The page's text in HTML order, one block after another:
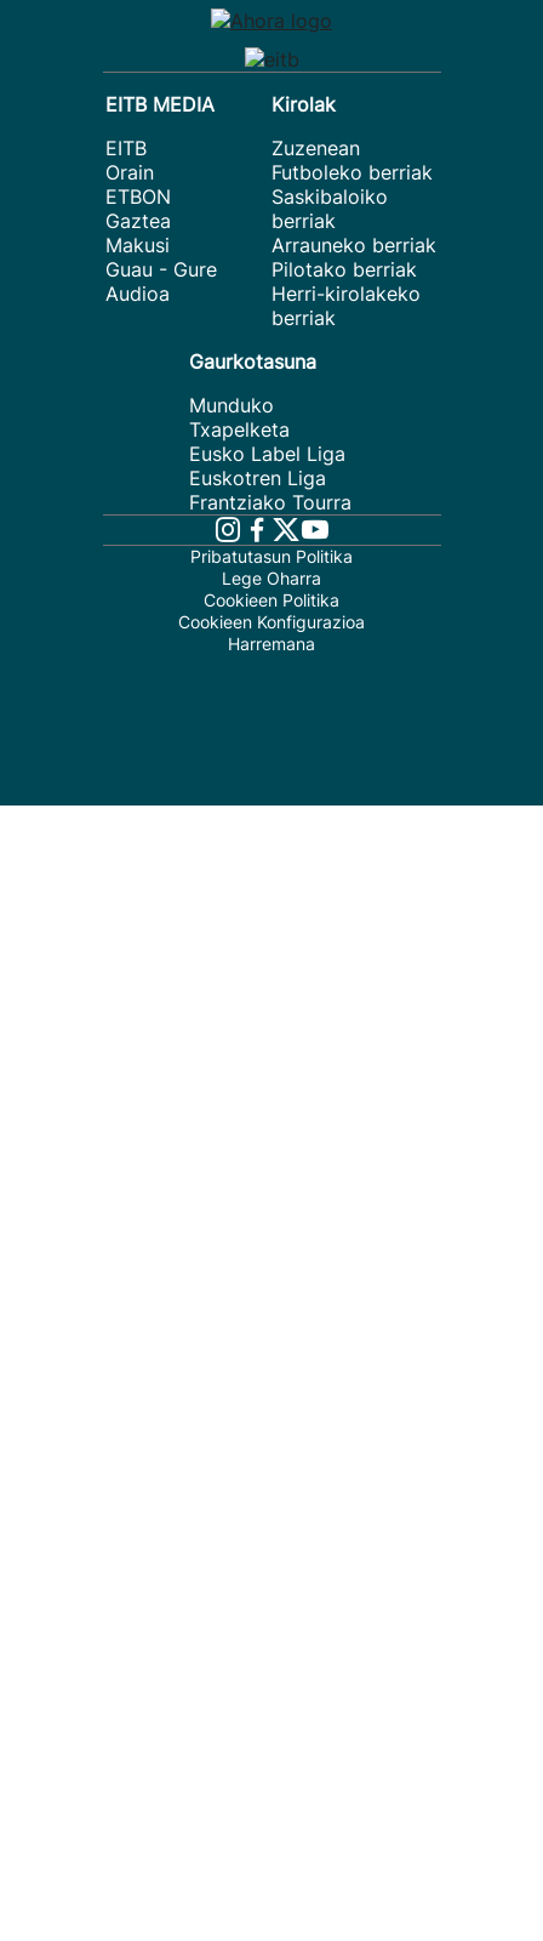
EITB MEDIA
EITB
Orain
ETBON
Gaztea
Makusi
Guau - Gure
Audioa
Kirolak
Zuzenean
Futboleko berriak
Saskibaloiko
berriak
Arrauneko berriak
Pilotako berriak
Herri-kirolakeko
berriak
Gaurkotasuna
Munduko
Txapelketa
Eusko Label Liga
Euskotren Liga
Frantziako Tourra
Pribatutasun Politika
Lege Oharra
Cookieen Politika
Cookieen Konfigurazioa
Harremana